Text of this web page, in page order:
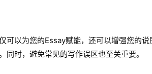
可以为您的Essay赋能，还可以增强您的说
同时，避免常见的写作误区也至关重要。